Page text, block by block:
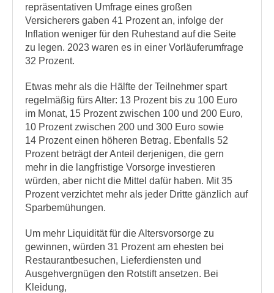
repräsentativen Umfrage eines großen
Versicherers gaben 41 Prozent an, infolge der
Inflation weniger für den Ruhestand auf die Seite
zu legen. 2023 waren es in einer Vorläuferumfrage
32 Prozent.
Etwas mehr als die Hälfte der Teilnehmer spart
regelmäßig fürs Alter: 13 Prozent bis zu 100 Euro
im Monat, 15 Prozent zwischen 100 und 200 Euro,
10 Prozent zwischen 200 und 300 Euro sowie
14 Prozent einen höheren Betrag. Ebenfalls 52
Prozent beträgt der Anteil derjenigen, die gern
mehr in die langfristige Vorsorge investieren
würden, aber nicht die Mittel dafür haben. Mit 35
Prozent verzichtet mehr als jeder Dritte gänzlich auf
Sparbemühungen.
Um mehr Liquidität für die Altersvorsorge zu
gewinnen, würden 31 Prozent am ehesten bei
Restaurantbesuchen, Lieferdiensten und
Ausgehvergnügen den Rotstift ansetzen. Bei
Kleidung,